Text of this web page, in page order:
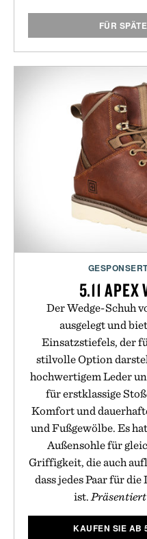
FÜR
5.11 APEX
Der Wedge-Schuh
ausgelegt und
Einsatzstiefels, der
stilvolle Option
hochwertigem Leder
für erstklassige
Komfort und
und Fußgewölbe. Es
Außensohle für
Griffigkeit, die auch
dass jedes Paar für
ist.Präsentiert
KAUFEN SIE AB